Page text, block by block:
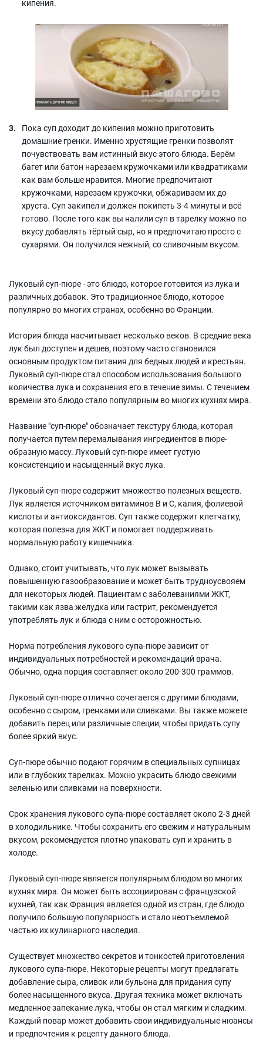
кипения.
Пока суп доходит до кипения можно приготовить
домашние гренки. Именно хрустящие гренки позволят
почувствовать вам истинный вкус этого блюда. Берём
багет или батон нарезаем кружочками или квадратиками
как вам больше нравится. Многие предпочитают
кружочками, нарезаем кружочки, обжариваем их до
хруста. Суп закипел и должен покипеть 3-4 минуты и всё
готово. После того как вы налили суп в тарелку можно по
вкусу добавлять тёртый сыр, но я предпочитаю просто с
сухарями. Он получился нежный, со сливочным вкусом.
Луковый суп-пюре - это блюдо, которое готовится из лука и
различных добавок. Это традиционное блюдо, которое
популярно во многих странах, особенно во Франции.
История блюда насчитывает несколько веков. В средние века
лук был доступен и дешев, поэтому часто становился
основным продуктом питания для бедных людей и крестьян.
Луковый суп-пюре стал способом использования большого
количества лука и сохранения его в течение зимы. С течением
времени это блюдо стало популярным во многих кухнях мира.
Название "суп-пюре" обозначает текстуру блюда, которая
получается путем перемалывания ингредиентов в пюре-
образную массу. Луковый суп-пюре имеет густую
консистенцию и насыщенный вкус лука.
Луковый суп-пюре содержит множество полезных веществ.
Лук является источником витаминов В и С, калия, фолиевой
кислоты и антиоксидантов. Суп также содержит клетчатку,
которая полезна для ЖКТ и помогает поддерживать
нормальную работу кишечника.
Однако, стоит учитывать, что лук может вызывать
повышенную газообразование и может быть трудноусвояем
для некоторых людей. Пациентам с заболеваниями ЖКТ,
такими как язва желудка или гастрит, рекомендуется
употреблять лук и блюда с ним с осторожностью.
Норма потребления лукового супа-пюре зависит от
индивидуальных потребностей и рекомендаций врача.
Обычно, одна порция составляет около 200-300 граммов.
Луковый суп-пюре отлично сочетается с другими блюдами,
особенно с сыром, гренками или сливками. Вы также можете
добавить перец или различные специи, чтобы придать супу
более яркий вкус.
Суп-пюре обычно подают горячим в специальных супницах
или в глубоких тарелках. Можно украсить блюдо свежими
зеленью или сливками на поверхности.
Срок хранения лукового супа-пюре составляет около 2-3 дней
в холодильнике. Чтобы сохранить его свежим и натуральным
вкусом, рекомендуется плотно упаковать суп и хранить в
холоде.
Луковый суп-пюре является популярным блюдом во многих
кухнях мира. Он может быть ассоциирован с французской
кухней, так как Франция является одной из стран, где блюдо
получило большую популярность и стало неотъемлемой
частью их кулинарного наследия.
Существует множество секретов и тонкостей приготовления
лукового супа-пюре. Некоторые рецепты могут предлагать
добавление сыра, сливок или бульона для придания супу
более насыщенного вкуса. Другая техника может включать
медленное запекание лука, чтобы он стал мягким и сладким.
Каждый повар может добавить свои индивидуальные нюансы
и предпочтения к рецепту данного блюда.